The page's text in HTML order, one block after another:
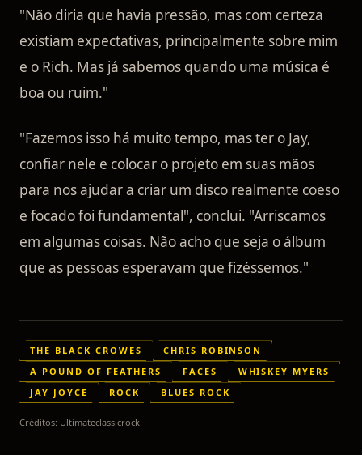
"Não diria que havia pressão, mas com certeza
existiam expectativas, principalmente sobre mim
e o Rich. Mas já sabemos quando uma música é
boa ou ruim."
"Fazemos isso há muito tempo, mas ter o Jay,
confiar nele e colocar o projeto em suas mãos
para nos ajudar a criar um disco realmente coeso
e focado foi fundamental", conclui. "Arriscamos
em algumas coisas. Não acho que seja o álbum
que as pessoas esperavam que fizéssemos."
THE BLACK CROWES
CHRIS ROBINSON
A POUND OF FEATHERS
FACES
WHISKEY MYERS
JAY JOYCE
ROCK BLUES ROCK
Créditos: Ultimateclassicrock